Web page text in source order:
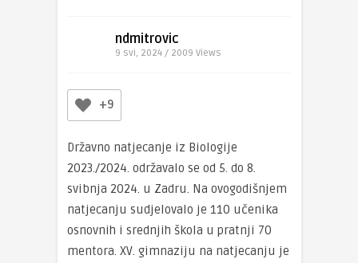
ndmitrovic
9 svi, 2024 / 2009 Views
+9
Državno natjecanje iz Biologije
2023./2024. održavalo se od 5. do 8.
svibnja 2024. u Zadru. Na ovogodišnjem
natjecanju sudjelovalo je 110 učenika
osnovnih i srednjih škola u pratnji 70
mentora. XV. gimnaziju na natjecanju je